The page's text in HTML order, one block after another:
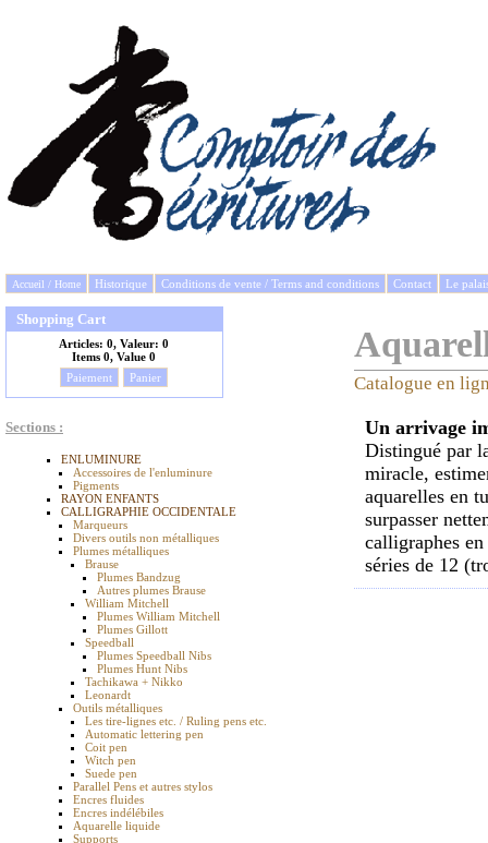
Accueil / Home Historique Conditions de vente / Terms and conditions Contact Le
Shopping Cart
Articles:0, Valeur:0
Items0, Value0
Paiement
Panier
Sections :
ENLUMINURE
Accessoires de l'enluminure
Pigments
RAYON ENFANTS
CALLIGRAPHIE OCCIDENTALE
Marqueurs
Divers outils non métalliques
Plumes métalliques
Brause
Plumes Bandzug
Autres plumes Brause
William Mitchell
Plumes William Mitchell
Plumes Gillott
Speedball
Plumes Speedball Nibs
Plumes Hunt Nibs
Tachikawa + Nikko
Leonardt
Outils métalliques
Les tire-lignes etc. / Ruling pens etc.
Automatic lettering pen
Coit pen
Witch pen
Suede pen
Parallel Pens et autres stylos
Encres fluides
Encres indélébiles
Aquarelle liquide
Supports
Catalogue en
Un arrivage
Distingué par
miracle,
aquarelles en
surpasser
calligraphes
séries de 12